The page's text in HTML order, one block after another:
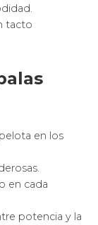
tacto
en los
en cada
potencia y la